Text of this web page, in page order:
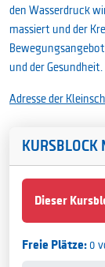
den Wasserdruck
massiert und der
und der Gesundheit.
Adresse der
KURSBLOCK
Dieser
Freie Plätze:0